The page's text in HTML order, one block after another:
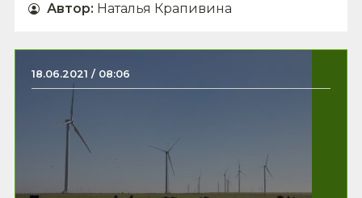
Автор: Наталья Крапивина
18.06.2021 / 08:06